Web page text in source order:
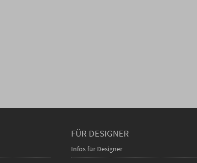
FÜR DESIGNER
Infos für Designer